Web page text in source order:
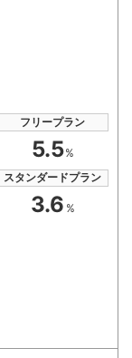
フリープラン
5.5%
スタンダードプラン
3.6 %